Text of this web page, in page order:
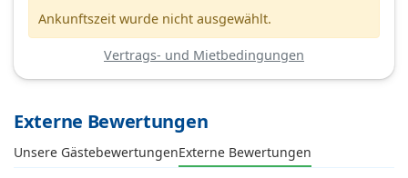
Ankunftszeit wurde nicht ausgewählt.
Vertrags- und Mietbedingungen
Externe Bewertungen
Unsere GästebewertungenExterne Bewertungen